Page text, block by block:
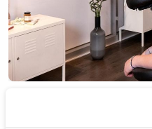
The expert treatment